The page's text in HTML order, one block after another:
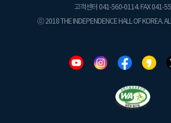
고객센터 041-560-0114. FAX 041-
ⓒ 2018 THE INDEPENDENCE HALL OF KOREA.